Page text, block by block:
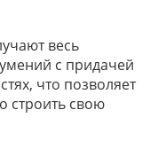
весь
с придачей
что позволяет
строить свою